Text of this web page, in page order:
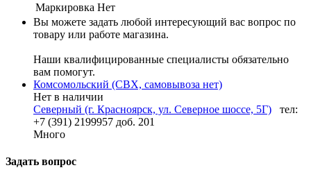
Маркировка Нет
Вы можете задать любой интересующий вас вопрос по
товару или работе магазина.
Наши квалифицированные специалисты обязательно
вам помогут.
Комсомольский (СВХ, самовывоза нет)
Нет в наличии
Северный (г. Красноярск, ул. Северное шоссе, 5Г)
тел:
+7 (391) 2199957 доб. 201
Много
Задать вопрос